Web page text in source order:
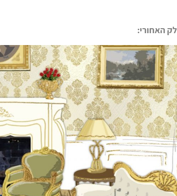
האחורי: